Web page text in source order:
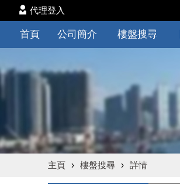
代理登入
首頁 公司簡介 樓盤搜尋
主頁 › 樓盤搜尋 › 詳情